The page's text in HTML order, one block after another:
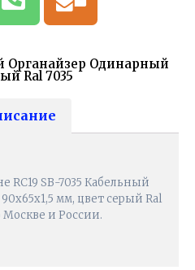
Органайзер Одинарный
Ral 7035
RC19 SB-7035 Кабельный
мм, цвет серый Ral
Москве и России.